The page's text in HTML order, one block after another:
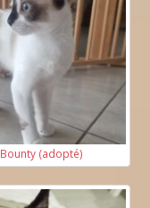
Bounty (adopté)